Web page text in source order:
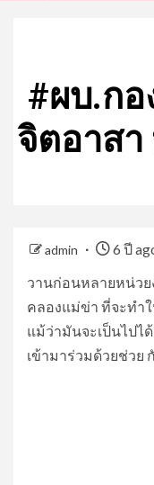
#ผบ.ก
จิตอาส
admin
6 ปี
วานก่อนหลายหน่ว
คลองแม่ข่า ที่จะทำ
แม้ว่ามันจะเป็นไปไ
เข้ามาร่วมด้วยช่วย